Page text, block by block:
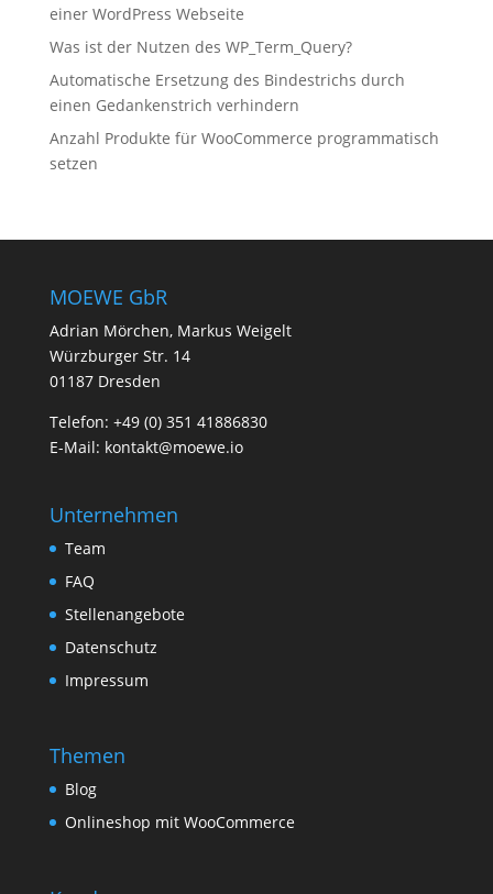
einer WordPress Webseite
Was ist der Nutzen des WP_Term_Query?
Automatische Ersetzung des Bindestrichs durch
einen Gedankenstrich verhindern
Anzahl Produkte für WooCommerce programmatisch
setzen
MOEWE GbR
Adrian Mörchen, Markus Weigelt
Würzburger Str. 14
01187 Dresden
Telefon: +49 (0) 351 41886830
E-Mail: kontakt@moewe.io
Unternehmen
Team
FAQ
Stellenangebote
Datenschutz
Impressum
Themen
Blog
Onlineshop mit WooCommerce